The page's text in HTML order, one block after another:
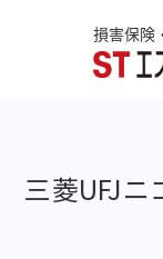
三菱UFJニ